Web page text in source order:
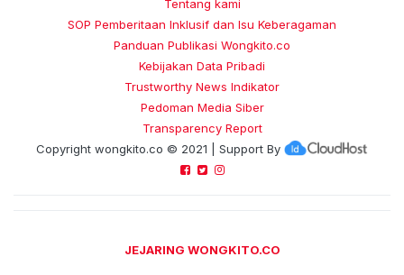
Tentang kami
SOP Pemberitaan Inklusif dan Isu Keberagaman
Panduan Publikasi Wongkito.co
Kebijakan Data Pribadi
Trustworthy News Indikator
Pedoman Media Siber
Transparency Report
Copyright wongkito.co © 2021 | Support By
JEJARING WONGKITO.CO